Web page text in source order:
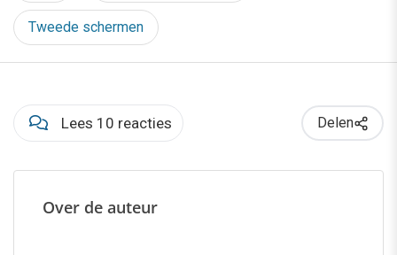
Tweede schermen
Lees 10 reacties Delen
Over de auteur